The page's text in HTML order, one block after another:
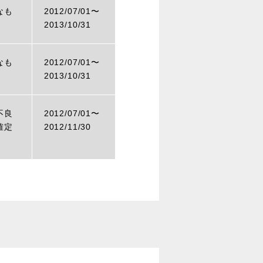
も
2012/07/01〜
2013/10/31
も
2012/07/01〜
2013/10/31
良
定
2012/07/01〜
2012/11/30